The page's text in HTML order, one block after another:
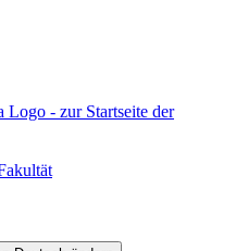
Logo - zur Startseite der